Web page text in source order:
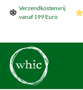
Naar de hoofdinhoud
Verzendkostenvrij
vanaf 199 Euro